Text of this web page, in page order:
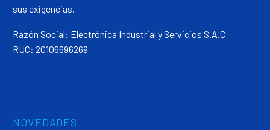
sus exigencias.
Razón Social: Electrónica Industrial y Servicios S.A.C
RUC: 20106696269
NOVEDADES